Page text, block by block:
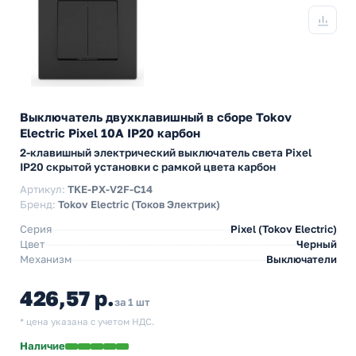
Выключатель двухклавишный в сборе Tokov
Electric Pixel 10А IP20 карбон
2-клавишный электрический выключатель света Pixel
IP20 скрытой установки с рамкой цвета карбон
Артикул: TKE-PX-V2F-C14
Бренд: Tokov Electric (Токов Электрик)
Серия
Pixel (Tokov Electric)
Цвет
Черный
Механизм
Выключатели
426,57 р.за 1 шт
* цена указана с учетом НДС.
Наличие